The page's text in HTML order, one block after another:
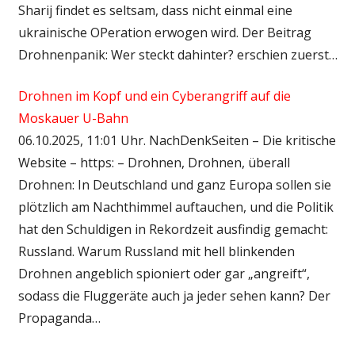
Sharij findet es seltsam, dass nicht einmal eine
ukrainische OPeration erwogen wird. Der Beitrag
Drohnenpanik: Wer steckt dahinter? erschien zuerst…
Drohnen im Kopf und ein Cyberangriff auf die
Moskauer U-Bahn
06.10.2025, 11:01 Uhr. NachDenkSeiten – Die kritische
Website – https: – Drohnen, Drohnen, überall
Drohnen: In Deutschland und ganz Europa sollen sie
plötzlich am Nachthimmel auftauchen, und die Politik
hat den Schuldigen in Rekordzeit ausfindig gemacht:
Russland. Warum Russland mit hell blinkenden
Drohnen angeblich spioniert oder gar „angreift“,
sodass die Fluggeräte auch ja jeder sehen kann? Der
Propaganda…